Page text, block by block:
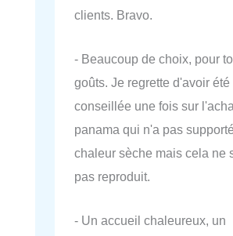
clients. Bravo.
- Beaucoup de choix, pour
goûts. Je regrette d'avoir été
conseillée une fois sur
panama qui n'a pas
chaleur sèche mais cela ne
pas reproduit.
- Un accueil chaleureux, un